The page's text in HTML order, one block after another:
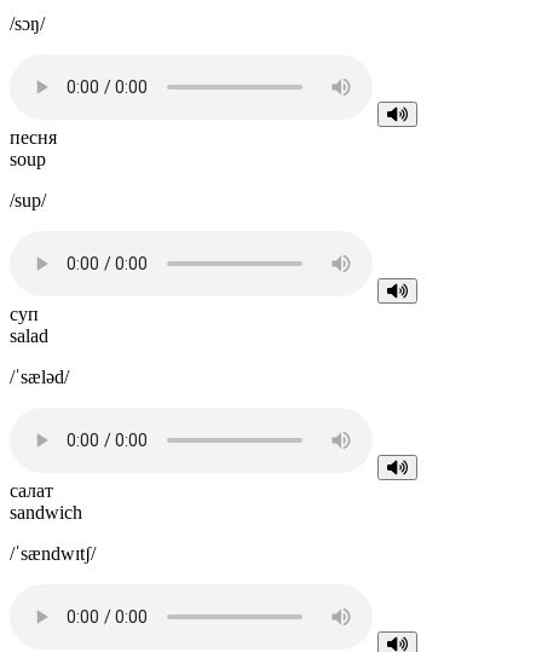
/sɔŋ/
песня
soup
/sup/
суп
salad
/ˈsæləd/
салат
sandwich
/ˈsændwɪtʃ/